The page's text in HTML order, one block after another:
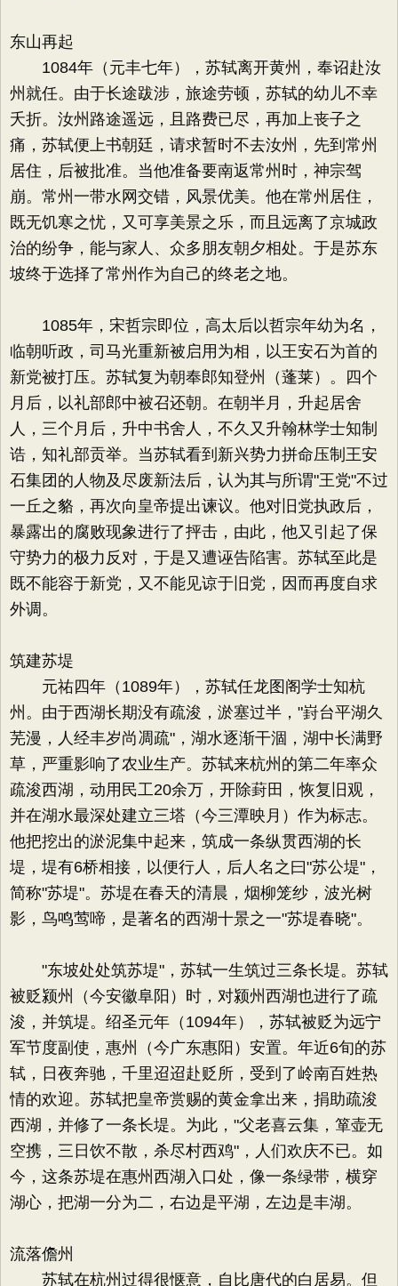
东山再起
1084年（元丰七年），苏轼离开黄州，奉诏赴汝
州就任。由于长途跋涉，旅途劳顿，苏轼的幼儿不幸
夭折。汝州路途遥远，且路费已尽，再加上丧子之
痛，苏轼便上书朝廷，请求暂时不去汝州，先到常州
居住，后被批准。当他准备要南返常州时，神宗驾
崩。常州一带水网交错，风景优美。他在常州居住，
既无饥寒之忧，又可享美景之乐，而且远离了京城政
治的纷争，能与家人、众多朋友朝夕相处。于是苏东
坡终于选择了常州作为自己的终老之地。
1085年，宋哲宗即位，高太后以哲宗年幼为名，
临朝听政，司马光重新被启用为相，以王安石为首的
新党被打压。苏轼复为朝奉郎知登州（蓬莱）。四个
月后，以礼部郎中被召还朝。在朝半月，升起居舍
人，三个月后，升中书舍人，不久又升翰林学士知制
诰，知礼部贡举。当苏轼看到新兴势力拼命压制王安
石集团的人物及尽废新法后，认为其与所谓"王党"不过
一丘之貉，再次向皇帝提出谏议。他对旧党执政后，
暴露出的腐败现象进行了抨击，由此，他又引起了保
守势力的极力反对，于是又遭诬告陷害。苏轼至此是
既不能容于新党，又不能见谅于旧党，因而再度自求
外调。
筑建苏堤
元祐四年（1089年），苏轼任龙图阁学士知杭
州。由于西湖长期没有疏浚，淤塞过半，"崶台平湖久
芜漫，人经丰岁尚凋疏"，湖水逐渐干涸，湖中长满野
草，严重影响了农业生产。苏轼来杭州的第二年率众
疏浚西湖，动用民工20余万，开除葑田，恢复旧观，
并在湖水最深处建立三塔（今三潭映月）作为标志。
他把挖出的淤泥集中起来，筑成一条纵贯西湖的长
堤，堤有6桥相接，以便行人，后人名之曰"苏公堤"，
简称"苏堤"。苏堤在春天的清晨，烟柳笼纱，波光树
影，鸟鸣莺啼，是著名的西湖十景之一"苏堤春晓"。
"东坡处处筑苏堤"，苏轼一生筑过三条长堤。苏轼
被贬颍州（今安徽阜阳）时，对颍州西湖也进行了疏
浚，并筑堤。绍圣元年（1094年），苏轼被贬为远宁
军节度副使，惠州（今广东惠阳）安置。年近6旬的苏
轼，日夜奔驰，千里迢迢赴贬所，受到了岭南百姓热
情的欢迎。苏轼把皇帝赏赐的黄金拿出来，捐助疏浚
西湖，并修了一条长堤。为此，"父老喜云集，箪壶无
空携，三日饮不散，杀尽村西鸡"，人们欢庆不已。如
今，这条苏堤在惠州西湖入口处，像一条绿带，横穿
湖心，把湖一分为二，右边是平湖，左边是丰湖。
流落儋州
苏轼在杭州过得很惬意，自比唐代的白居易。但